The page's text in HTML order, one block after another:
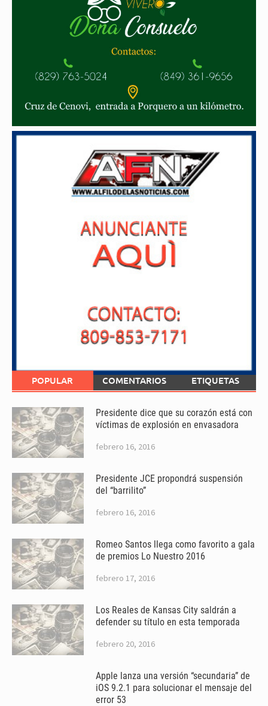
POPULAR COMENTARIOS ETIQUETAS
Presidente dice que su corazón está con
víctimas de explosión en envasadora
febrero 16, 2016
Presidente JCE propondrá suspensión
del “barrilito”
febrero 16, 2016
Romeo Santos llega como favorito a gala
de premios Lo Nuestro 2016
febrero 17, 2016
Los Reales de Kansas City saldrán a
defender su título en esta temporada
febrero 20, 2016
Apple lanza una versión “secundaria” de
iOS 9.2.1 para solucionar el mensaje del
error 53